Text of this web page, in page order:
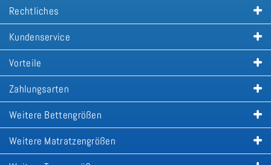
Rechtliches
Kundenservice
Vorteile
Zahlungsarten
Weitere Bettengrößen
Weitere Matratzengrößen